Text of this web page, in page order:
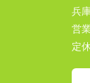
兵
営
定